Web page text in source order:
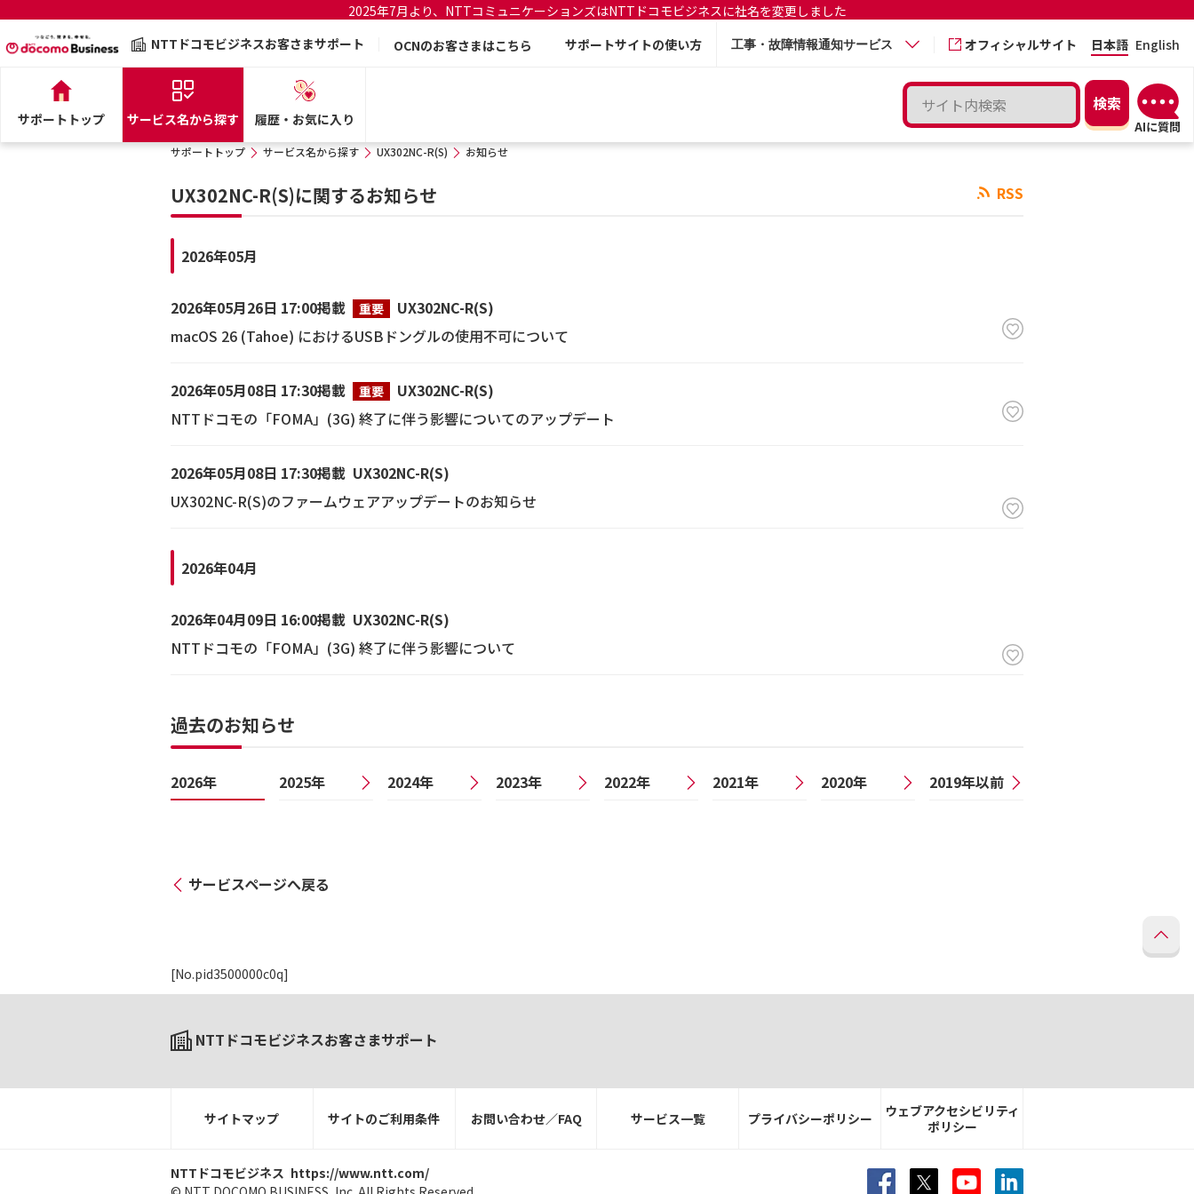
2025年7月より、NTTコミュニケーションズはNTTドコモビジネスに社名を変更しました
NTTドコモビジネスお客さまサポート
OCNのお客さまはこちら サポートサイトの使い方 工事・故障情報通知サービス オフィシャルサイト 日本語 English
サポートトップ サービス名から探す 履歴・お気に入り
サポートトップ サービス名から探す UX302NC-R(S) お知らせ
RSS
UX302NC-R(S)に関するお知らせ
2026年05月
2026年05月26日 17:00掲載 重要
UX302NC-R(S)
macOS 26 (Tahoe) におけるUSBドングルの使用不可について
2026年05月08日 17:30掲載 重要
UX302NC-R(S)
NTTドコモの「FOMA」(3G) 終了に伴う影響についてのアップデート
2026年05月08日 17:30掲載 UX302NC-R(S)
UX302NC-R(S)のファームウェアアップデートのお知らせ
2026年04月
2026年04月09日 16:00掲載 UX302NC-R(S)
NTTドコモの「FOMA」(3G) 終了に伴う影響について
過去のお知らせ
2026年 2025年 2024年 2023年 2022年 2021年 2020年 2019年以前
サービスページへ戻る
[No.pid3500000c0q]
NTTドコモビジネスお客さまサポート
サイトマップ サイトのご利用条件 お問い合わせ／FAQ サービス一覧 プライバシーポリシー
ウェブアクセシビリティ
ポリシー
NTTドコモビジネス https://www.ntt.com/